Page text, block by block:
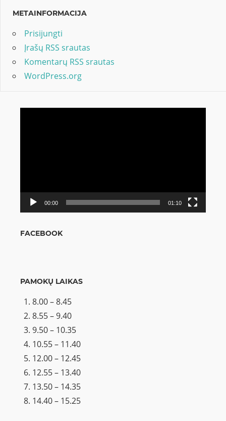
METAINFORMACIJA
Prisijungti
Įrašų RSS srautas
Komentarų RSS srautas
WordPress.org
00:00 01:10
FACEBOOK
PAMOKŲ LAIKAS
8.00 – 8.45
8.55 – 9.40
9.50 – 10.35
10.55 – 11.40
12.00 – 12.45
12.55 – 13.40
13.50 – 14.35
14.40 – 15.25